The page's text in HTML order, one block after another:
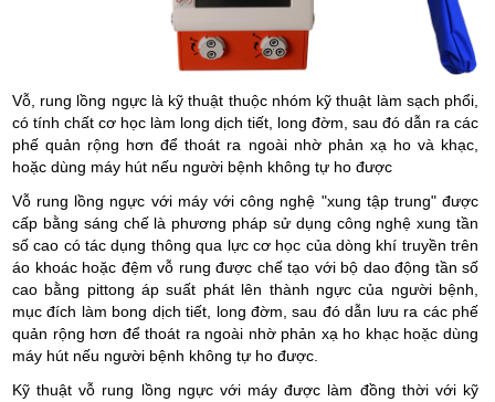
Vỗ, rung lồng ngực là kỹ thuật thuộc nhóm kỹ thuật làm sạch phổi,
có tính chất cơ học làm long dịch tiết, long đờm, sau đó dẫn ra các
phế quản rộng hơn để thoát ra ngoài nhờ phản xạ ho và khạc,
hoặc dùng máy hút nếu người bệnh không tự ho được
Vỗ rung lồng ngực với máy với công nghệ "xung tập trung" được
cấp bằng sáng chế là phương pháp sử dụng công nghệ xung tần
số cao có tác dụng thông qua lực cơ học của dòng khí truyền trên
áo khoác hoặc đệm vỗ rung được chế tạo với bộ dao động tần số
cao bằng pittong áp suất phát lên thành ngực của người bệnh,
mục đích làm bong dịch tiết, long đờm, sau đó dẫn lưu ra các phế
quản rộng hơn để thoát ra ngoài nhờ phản xạ ho khạc hoặc dùng
máy hút nếu người bệnh không tự ho được.
Kỹ thuật vỗ rung lồng ngực với máy được làm đồng thời với kỹ